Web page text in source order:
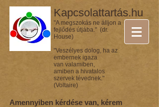
Kapcsolattartás.hu
"A megszokás ne álljon a
fejlődés útjába." (dr.
House)
"Veszélyes dolog, ha az
embernek igaza
van valamiben,
amiben a hivatalos
szervek tévednek."
(Voltaire)
Amennyiben kérdése van, kérem